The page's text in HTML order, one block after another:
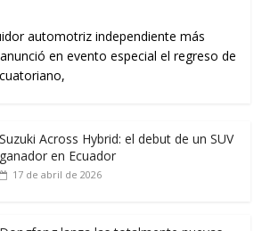
automotriz independiente más
en evento especial el regreso de
Suzuki Across Hybrid: el debut de un SUV
ganador en Ecuador
17 de abril de 2026